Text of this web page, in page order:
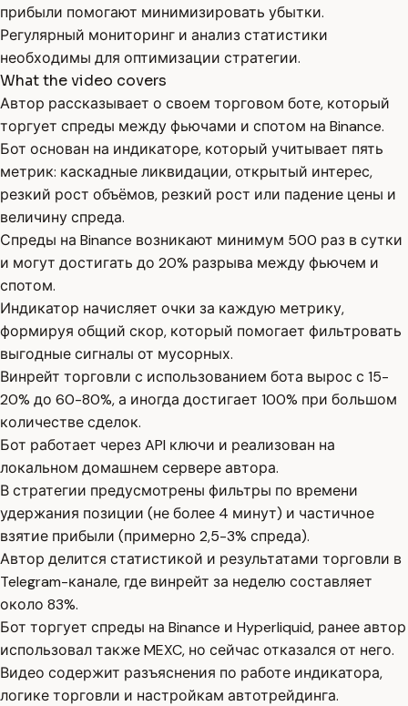
прибыли помогают минимизировать убытки.
Регулярный мониторинг и анализ статистики
необходимы для оптимизации стратегии.
What the video covers
Автор рассказывает о своем торговом боте, который
торгует спреды между фьючами и спотом на Binance.
Бот основан на индикаторе, который учитывает пять
метрик: каскадные ликвидации, открытый интерес,
резкий рост объёмов, резкий рост или падение цены и
величину спреда.
Спреды на Binance возникают минимум 500 раз в сутки
и могут достигать до 20% разрыва между фьючем и
спотом.
Индикатор начисляет очки за каждую метрику,
формируя общий скор, который помогает фильтровать
выгодные сигналы от мусорных.
Винрейт торговли с использованием бота вырос с 15-
20% до 60-80%, а иногда достигает 100% при большом
количестве сделок.
Бот работает через API ключи и реализован на
локальном домашнем сервере автора.
В стратегии предусмотрены фильтры по времени
удержания позиции (не более 4 минут) и частичное
взятие прибыли (примерно 2,5-3% спреда).
Автор делится статистикой и результатами торговли в
Telegram-канале, где винрейт за неделю составляет
около 83%.
Бот торгует спреды на Binance и Hyperliquid, ранее автор
использовал также MEXC, но сейчас отказался от него.
Видео содержит разъяснения по работе индикатора,
логике торговли и настройкам автотрейдинга.